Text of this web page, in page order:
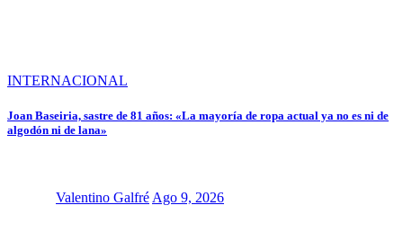
INTERNACIONAL
Joan Baseiria, sastre de 81 años: «La mayoría de ropa actual ya no es ni de
algodón ni de lana»
Valentino Galfré Ago 9, 2026